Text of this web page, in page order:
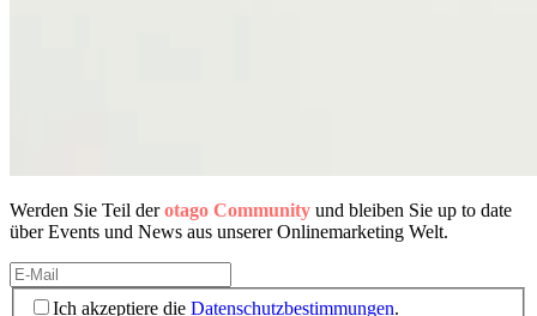
Werden Sie Teil derotago Community und bleiben Sie up to date
über Events und News aus unserer Onlinemarketing Welt.
Ich akzeptiere die Datenschutzbestimmungen.